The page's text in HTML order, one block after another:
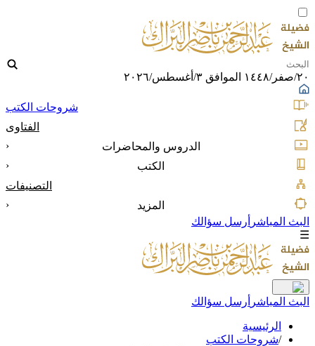
٢٠/صفر/١٤٤٨ الموافق ٣/أغسطس/٢٠٢٦
شروحات الكتب
الفتاوى
الدروس والمحاضرات
‹
الكتب
‹
التصنيفات
المزيد
‹
البث المباشر أرسل سؤالك
☰
البث المباشر أرسل سؤالك
الرئيسية
/شروحات الكتب